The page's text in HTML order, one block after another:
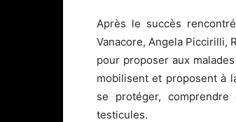
Après le succès
Vanacore, Angela Piccirilli,
pour proposer aux
mobilisent et proposent à
se protéger,
testicules.